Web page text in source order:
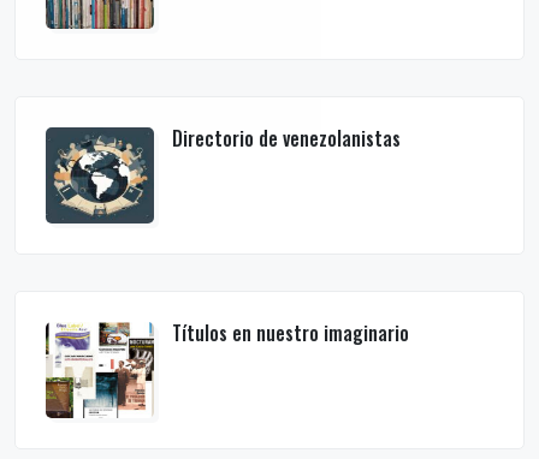
Directorio de venezolanistas
Títulos en nuestro imaginario